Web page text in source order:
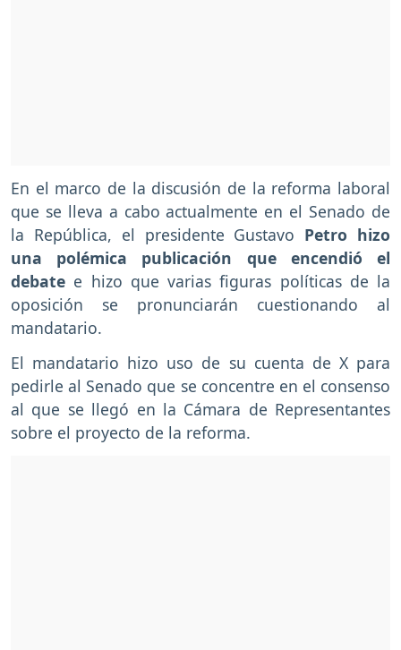
En el marco de la discusión de la reforma laboral
que se lleva a cabo actualmente en el Senado de
la República, el presidente Gustavo Petro hizo
una polémica publicación que encendió el
debate e hizo que varias figuras políticas de la
oposición se pronunciarán cuestionando al
mandatario.
El mandatario hizo uso de su cuenta de X para
pedirle al Senado que se concentre en el consenso
al que se llegó en la Cámara de Representantes
sobre el proyecto de la reforma.